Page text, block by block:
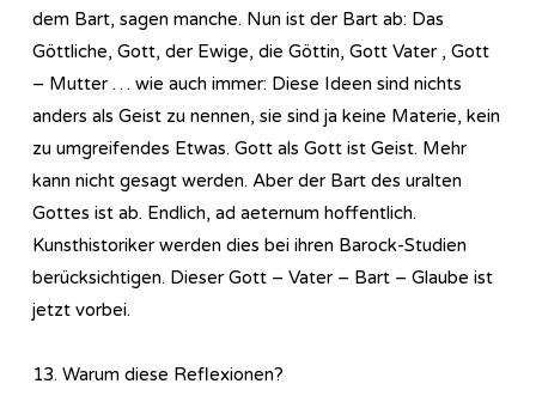
dem Bart, sagen manche. Nun ist der Bart ab: Das
Göttliche, Gott, der Ewige, die Göttin, Gott Vater , Gott
– Mutter … wie auch immer: Diese Ideen sind nichts
anders als Geist zu nennen, sie sind ja keine Materie, kein
zu umgreifendes Etwas. Gott als Gott ist Geist. Mehr
kann nicht gesagt werden. Aber der Bart des uralten
Gottes ist ab. Endlich, ad aeternum hoffentlich.
Kunsthistoriker werden dies bei ihren Barock-Studien
berücksichtigen. Dieser Gott – Vater – Bart – Glaube ist
jetzt vorbei.
13. Warum diese Reflexionen?